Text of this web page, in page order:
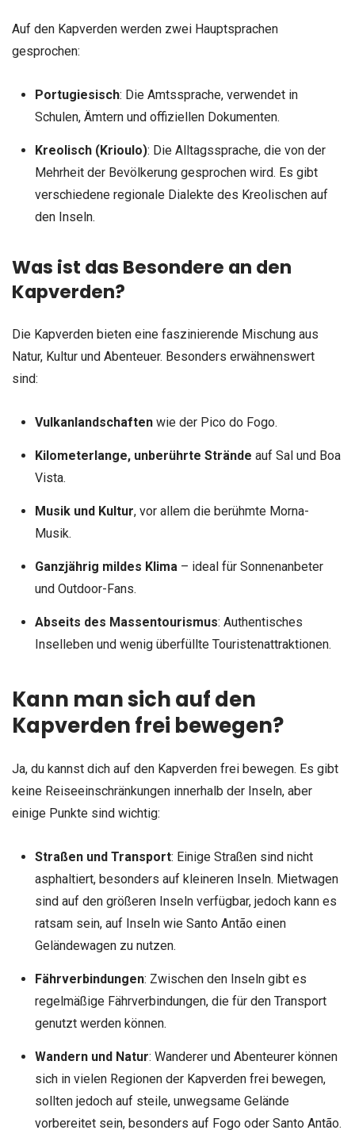
Auf den Kapverden werden zwei Hauptsprachen
gesprochen:
Portugiesisch: Die Amtssprache, verwendet in
Schulen, Ämtern und offiziellen Dokumenten.
Kreolisch (Krioulo): Die Alltagssprache, die von der
Mehrheit der Bevölkerung gesprochen wird. Es gibt
verschiedene regionale Dialekte des Kreolischen auf
den Inseln.
Was ist das Besondere an den
Kapverden?
Die Kapverden bieten eine faszinierende Mischung aus
Natur, Kultur und Abenteuer. Besonders erwähnenswert
sind:
Vulkanlandschaftenwie der Pico do Fogo.
Kilometerlange, unberührte Strände auf Sal und Boa
Vista.
Musik und Kultur, vor allem die berühmte Morna-
Musik.
Ganzjährig mildes Klima– ideal für Sonnenanbeter
und Outdoor-Fans.
Abseits des Massentourismus: Authentisches
Inselleben und wenig überfüllte Touristenattraktionen.
Kann man sich auf den
Kapverden frei bewegen?
Ja, du kannst dich auf den Kapverden frei bewegen. Es gibt
keine Reiseeinschränkungen innerhalb der Inseln, aber
einige Punkte sind wichtig:
Straßen und Transport: Einige Straßen sind nicht
asphaltiert, besonders auf kleineren Inseln. Mietwagen
sind auf den größeren Inseln verfügbar, jedoch kann es
ratsam sein, auf Inseln wie Santo Antão einen
Geländewagen zu nutzen.
Fährverbindungen: Zwischen den Inseln gibt es
regelmäßige Fährverbindungen, die für den Transport
genutzt werden können.
Wandern und Natur: Wanderer und Abenteurer können
sich in vielen Regionen der Kapverden frei bewegen,
sollten jedoch auf steile, unwegsame Gelände
vorbereitet sein, besonders auf Fogo oder Santo Antão.